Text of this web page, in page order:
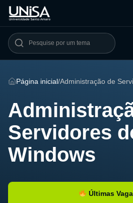
Página inicial/Administração de
Servidores
Windows
Últimas